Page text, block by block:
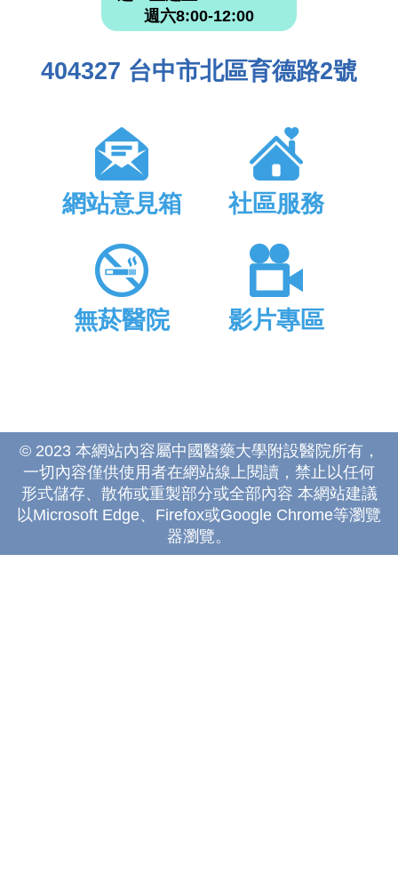
週六8:00-12:00
404327 台中市北區育德路2號
網站意見箱 社區服務
無菸醫院 影片專區
© 2023 本網站內容屬中國醫藥大學附設醫院所有，
一切內容僅供使用者在網站線上閱讀，禁止以任何
形式儲存、散佈或重製部分或全部內容 本網站建議
以Microsoft Edge、Firefox或Google Chrome等瀏覽
器瀏覽。